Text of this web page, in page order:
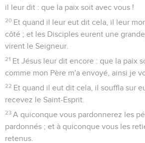
il leur dit : que la paix soit avec vous !
20 Et quand il leur eut dit cela, il leur
côté ; et les Disciples eurent une
virent le Seigneur.
21 Et Jésus leur dit encore : que la paix
comme mon Père m'a envoyé, ainsi je
22 Et quand il eut dit cela, il souffla sur
recevez le Saint-Esprit.
23 A quiconque vous pardonnerez les
pardonnés ; et à quiconque vous les
retenus.